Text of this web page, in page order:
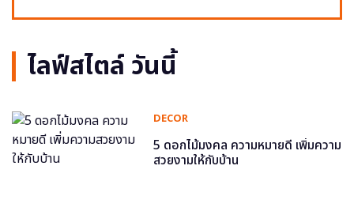
ไลฟ์สไตล์ วันนี้
DECOR
5 ดอกไม้มงคล ความหมายดี เพิ่มความ
สวยงามให้กับบ้าน